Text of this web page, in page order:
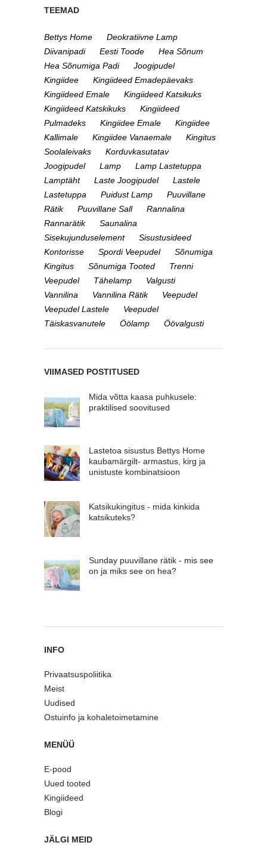
TEEMAD
Bettys Home
Deokratiivne Lamp
Diivanipadi
Eesti Toode
Hea Sõnum
Hea Sõnumiga Padi
Joogipudel
Kingiidee
Kingiideed Emadepäevaks
Kingiideed Emale
Kingiideed Katsikuks
Kingiideed Katskikuks
Kingiideed
Pulmadeks
Kingiidee Emale
Kingiidee
Kallimale
Kingiidee Vanaemale
Kingitus
Soolaleivaks
Korduvkasutatav
Joogipudel
Lamp
Lamp Lastetuppa
Lamptäht
Laste Joogipudel
Lastele
Lastetuppa
Puidust Lamp
Puuvillane
Rätik
Puuvillane Sall
Rannalina
Rannarätik
Saunalina
Sisekujunduselement
Sisustusideed
Kontorisse
Spordi Veepudel
Sõnumiga
Kingitus
Sõnumiga Tooted
Trenni
Veepudel
Tähelamp
Valgusti
Vannilina
Vannilina Rätik
Veepudel
Veepudel Lastele
Veepudel
Täiskasvanutele
Öölamp Öövalgusti
VIIMASED POSTITUSED
Mida võtta kaasa puhkusele:
praktilised soovitused
Lastetoa sisustus Bettys Home
kaubamärgilt- armastus, kirg ja
unistuste kombinatsioon
Katsikukingitus - mida kinkida
katsikuteks?
Sunday puuvillane rätik - mis see
on ja miks see on hea?
INFO
Privaatsuspoliitika
Meist
Uudised
Ostuinfo ja kohaletoimetamine
MENÜÜ
E-pood
Uued tooted
Kingiideed
Blogi
JÄLGI MEID